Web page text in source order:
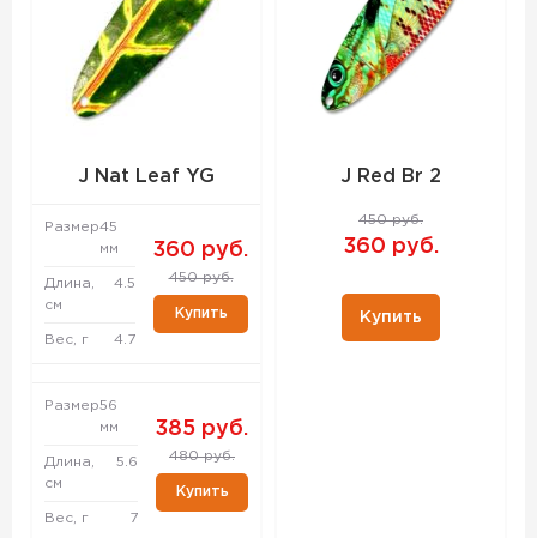
J Nat Leaf YG
Размер45
мм
Длина,
см
4.5
Вес, г 4.7
360 руб.
450 руб.
Купить
Размер56
мм
Длина,
см
5.6
Вес, г 7
385 руб.
480 руб.
Купить
J Red Br 2
450 руб.
360 руб.
Купить